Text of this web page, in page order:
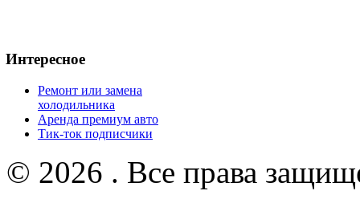
Интересное
Ремонт или замена
холодильника
Аренда премиум авто
Тик-ток подписчики
© 2026 . Все права